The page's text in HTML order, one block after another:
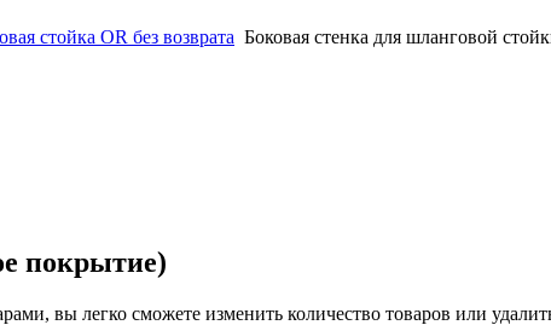
стойка OR без возврата Боковая стенка для шланговой
покрытие)
вы легко сможете изменить количество товаров или